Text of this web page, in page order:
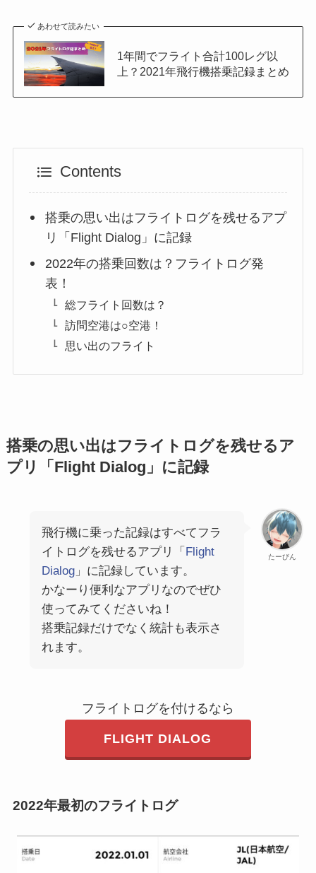
あわせて読みたい
1年間でフライト合計100レグ以
上？2021年飛行機搭乗記録まとめ
Contents
搭乗の思い出はフライトログを残せるアプ
リ「Flight Dialog」に記録
2022年の搭乗回数は？フライトログ発
表！
総フライト回数は？
訪問空港は○空港！
思い出のフライト
搭乗の思い出はフライトログを残せるア
プリ「Flight Dialog」に記録
たーびん
飛行機に乗った記録はすべてフラ
イトログを残せるアプリ「 Flight
Dialog」に記録しています。
かなーり便利なアプリなのでぜひ
使ってみてくださいね！
搭乗記録だけでなく統計も表示さ
れます。
フライトログを付けるなら
FLIGHT DIALOG
2022年最初のフライトログ